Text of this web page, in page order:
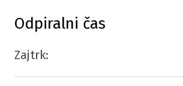
Odpiralni čas
Zajtrk: